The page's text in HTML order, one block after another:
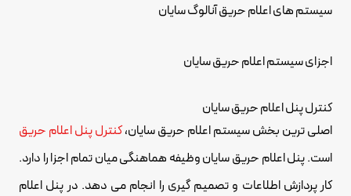
سیستم های اعلام حریق آنالوگ سایان
اجزای سیستم اعلام حریق سایان
کنترل پنل اعلام حریق سایان
اصلی ترین بخش سیستم اعلام حریق سایان،کنترل پنل اعلام حریق
است. پنل اعلام حریق سایان وظیفه هماهنگی میان تمام اجزا را دارد.
کار پردازش اطلاعات و تصمیم گیری را انجام می دهد. در پنل اعلام